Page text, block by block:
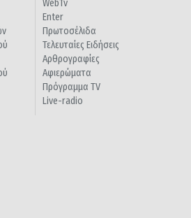
WebTv
Enter
Πρωτοσέλιδα
Τελευταίες Ειδήσεις
Αρθρογραφίες
Αφιερώματα
Πρόγραμμα TV
Live-radio